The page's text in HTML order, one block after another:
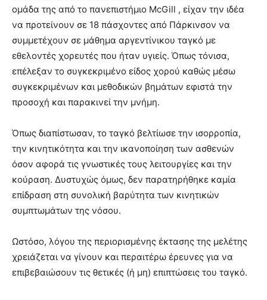
ομάδα της από το πανεπιστήμιο McGill , είχαν την ιδέα
να προτείνουν σε 18 πάσχοντες από Πάρκινσον να
συμμετέχουν σε μάθημα αργεντίνικου ταγκό με
εθελοντές χορευτές που ήταν υγιείς. Όπως τόνισα,
επέλεξαν το συγκεκριμένο είδος χορού καθώς μέσω
συγκεκριμένων και μεθοδικών βημάτων εφιστά την
προσοχή και παρακινεί την μνήμη.
Όπως διαπίστωσαν, το ταγκό βελτίωσε την ισορροπία,
την κινητικότητα και την ικανοποίηση των ασθενών
όσον αφορά τις γνωστικές τους λειτουργίες και την
κούραση. Δυστυχώς όμως, δεν παρατηρήθηκε καμία
επίδραση στη συνολική βαρύτητα των κινητικών
συμπτωμάτων της νόσου.
Ωστόσο, λόγου της περιορισμένης έκτασης της μελέτης
χρειάζεται να γίνουν και περαιτέρω έρευνες για να
επιβεβαιώσουν τις θετικές (ή μη) επιπτώσεις του ταγκό.